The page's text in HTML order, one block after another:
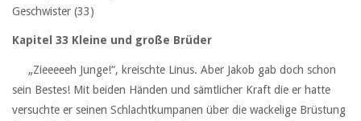
Geschwister (33)
Kapitel 33 Kleine und große Brüder
sein Bestes! Mit beiden Händen und sämtlicher Kraft die er hatte
versuchte er seinen Schlachtkumpanen über die wackelige Brüstung